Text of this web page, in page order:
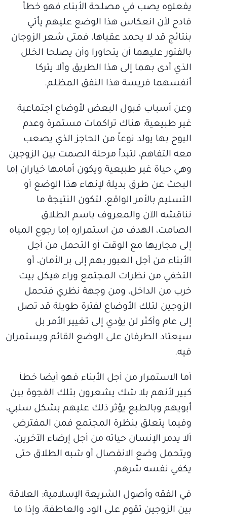
يفعلوه يصب في مصلحة الأبناء فهو خطأ
فادح لأن انعكاس هذا الوضع عليهم يأتي
بنتائج قد لا يحمد عقباها، فمتى شعر الزوجان
بالفتور عليهما أن يتحاورا وأن يصلحا الخلل
الذي أدى بهما إلى هذا الطريق وألا يتركا
أنفسهما فريسة هذا النفق المظلم.
وعن أسباب قبول البعض لأوضاع اجتماعية
غير طبيعية: هناك تراكمات مستمرة وعدم
البوح بها يولد نوعاً من الحاجز الذي يصعب
معه التفاهم، لتبدأ مرحلة الصمت بين الزوجين
وهي حياة غير طبيعية ويكون أمامها خياران إما
البحث عن طرق بديلة لإنهاء هذا الوضع أو
التسليم بالأمر الواقع، لتكون النتيجة ما
نناقشه الآن والمعروف باسم الطلاق
الصامت، الهدف من استمراره إما رجوع المياه
إلى مجاريها مع الوقت أو التحمل من أجل
الأبناء من أجل العبور بهم إلى بر الأمان، أو
التخفي من نظرات المجتمع وراء هيكل بيت
خرب من الداخل، ومن وجهة نظري فتحمل
الزوجين لتلك الأوضاع لفترة طويلة قد تصل
إلى عام وأكثر لن يؤدي إلى تغيير الأمر بل
سيعتاد الطرفان على الوضع القائم ويستمران
فيه.
أما الاستمرار من أجل الأبناء فهو أيضا خطأ
كبير لأنهم بلا شك يشعرون بتلك الفجوة بين
أبويهم وبالطبع يؤثر ذلك عليهم بشكل سلبي،
وفيما يتعلق بنظرة المجتمع فمن المفترض
ألا يدمر الإنسان حياته من أجل إرضاء الآخرين،
ويتحمل وضع الانفصال أو شبه الطلاق حتى
يكفي نفسه شرهم.
في الفقه وأصول الشريعة الإسلامية: العلاقة
بين الزوجين تقوم على الود والعاطفة، وإذا ما